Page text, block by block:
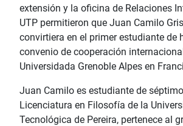
extensión y la oficina de Relaciones
UTP permitieron que Juan Camilo
convirtiera en el primer estudiante de
convenio de cooperación
Universidada Grenoble Alpes en
Juan Camilo es estudiante de
Licenciatura en Filosofía de la
Tecnológica de Pereira, pertenece al